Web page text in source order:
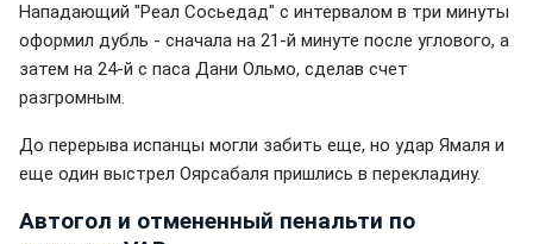
Нападающий "Реал Сосьедад" с интервалом в три минуты
оформил дубль - сначала на 21-й минуте после углового, а
затем на 24-й с паса Дани Ольмо, сделав счет
разгромным.
До перерыва испанцы могли забить еще, но удар Ямаля и
еще один выстрел Оярсабаля пришлись в перекладину.
Автогол и отмененный пенальти по